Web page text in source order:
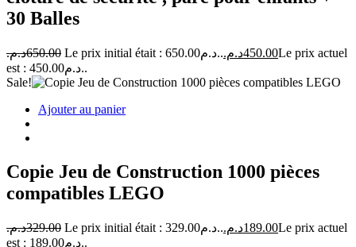
30 Balles
650.00د.م. Le prix initial était : 650.00د.م.. 450.00د.م.
Le prix actuel
est : 450.00د.م..
Sale!
Ajouter au panier
Copie Jeu de Construction 1000 pièces
compatibles LEGO
329.00د.م. Le prix initial était : 329.00د.م.. 189.00د.م.
Le prix actuel
est : 189.00د.م..